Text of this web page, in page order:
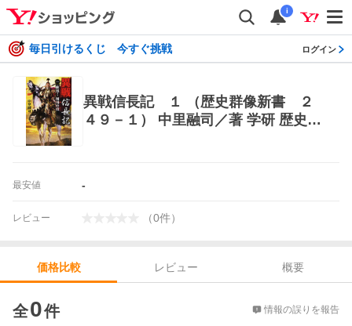
i
毎日引けるくじ 今すぐ挑戦 ログイン
異戦信長記 １ （歴史群像新書 ２
４９－１） 中里融司／著 学研 歴史群
最安値 -
レビュー （0件）
価格比較 レビュー
概要
全0件 情報の誤りを報告